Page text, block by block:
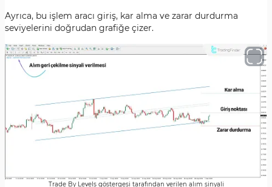
Ayrıca, bu işlem aracı giriş, kar alma ve zarar durdurma
seviyelerini doğrudan grafiğe çizer.
Trade By Levels göstergesi tarafından verilen alım sinyali